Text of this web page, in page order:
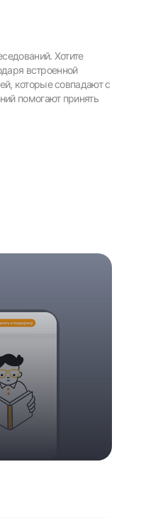
Хотите
встроенной
которые совпадают с
помогают принять